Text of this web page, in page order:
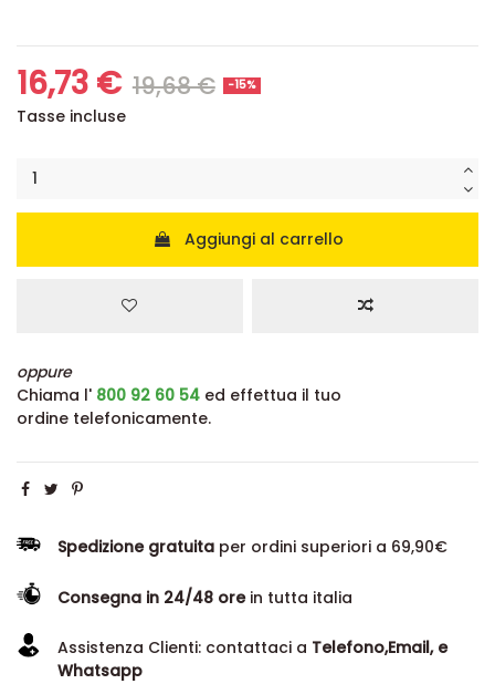
16,73 € 19,68 € -15%
Tasse incluse
Aggiungi al carrello
oppure
Chiama l' 800 92 60 54 ed effettua il tuo
ordine telefonicamente.
Spedizione gratuita per ordini superiori a 69,90€
Consegna in 24/48 orein tutta italia
Assistenza Clienti: contattaci a Telefono,Email, e
Whatsapp